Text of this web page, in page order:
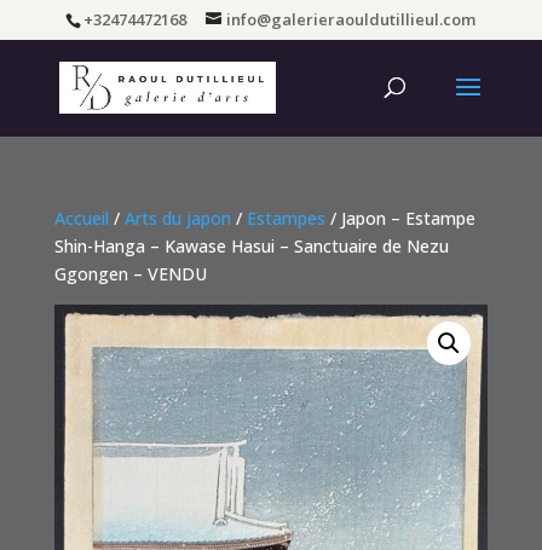
+32474472168 info@galerieraouldutillieul.com
Accueil / Arts du japon / Estampes / Japon – Estampe
Shin-Hanga – Kawase Hasui – Sanctuaire de Nezu
Ggongen – VENDU